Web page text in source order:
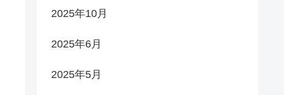
2025年10月
2025年6月
2025年5月